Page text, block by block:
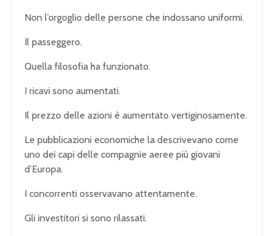
Non l’orgoglio delle persone che indossano uniformi.
Il passeggero.
Quella filosofia ha funzionato.
I ricavi sono aumentati.
Il prezzo delle azioni è aumentato vertiginosamente.
Le pubblicazioni economiche la descrivevano come
uno dei capi delle compagnie aeree più giovani
d’Europa.
I concorrenti osservavano attentamente.
Gli investitori si sono rilassati.